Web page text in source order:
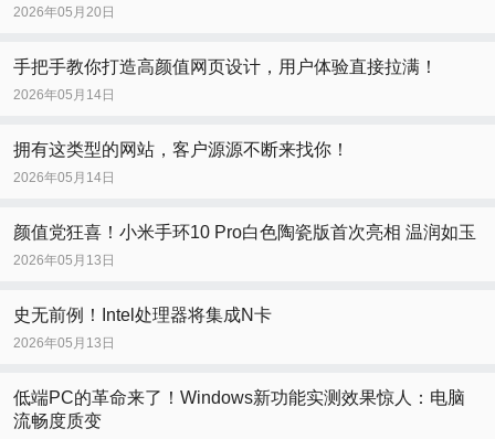
2026年05月20日
手把手教你打造高颜值网页设计，用户体验直接拉满！
2026年05月14日
拥有这类型的网站，客户源源不断来找你！
2026年05月14日
颜值党狂喜！小米手环10 Pro白色陶瓷版首次亮相 温润如玉
2026年05月13日
史无前例！Intel处理器将集成N卡
2026年05月13日
低端PC的革命来了！Windows新功能实测效果惊人：电脑
流畅度质变